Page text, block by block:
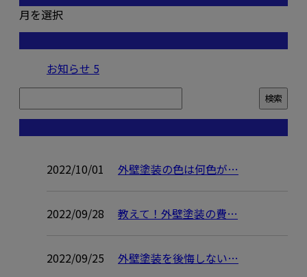
月を選択
お知らせ 5
2022/10/01 外壁塗装の色は何色が…
2022/09/28 教えて！外壁塗装の費…
2022/09/25 外壁塗装を後悔しない…